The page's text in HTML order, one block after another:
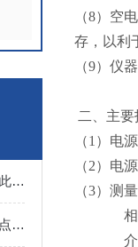
是什么让你对介质损耗测定仪如此看好
介质损耗测定仪到底有怎样的特点呢？
（8）空
存，以利
（9）仪
二、主
（1）电
（2）电
（3）测
相对电
介质损